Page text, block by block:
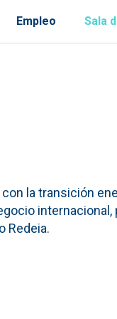
Empleo Sala
la transición
Redeia.